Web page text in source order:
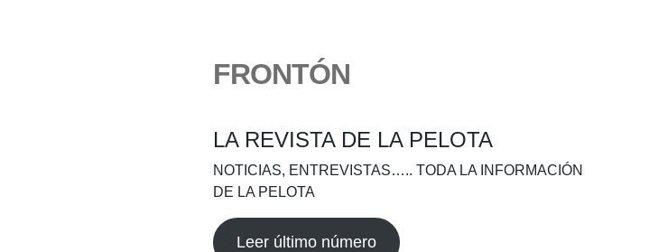
FRONTÓN
LA REVISTA DE LA PELOTA
NOTICIAS, ENTREVISTAS….. TODA LA INFORMACIÓN
DE LA PELOTA
Leer último número